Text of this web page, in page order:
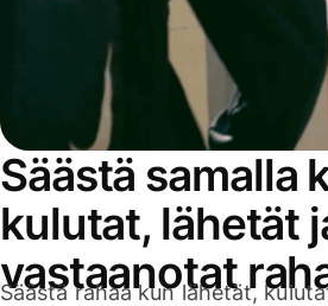
Säästä samalla
kulutat, lähetät
vastaanotat
Säästä rahaa kun lähetät,